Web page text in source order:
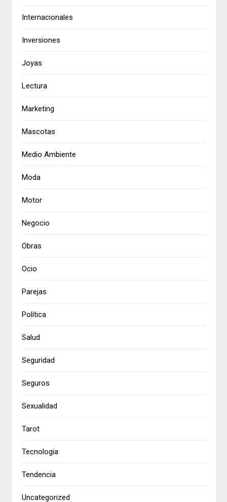
Internacionales
Inversiones
Joyas
Lectura
Marketing
Mascotas
Medio Ambiente
Moda
Motor
Negocio
Obras
Ocio
Parejas
Política
Salud
Seguridad
Seguros
Sexualidad
Tarot
Tecnologia
Tendencia
Uncategorized